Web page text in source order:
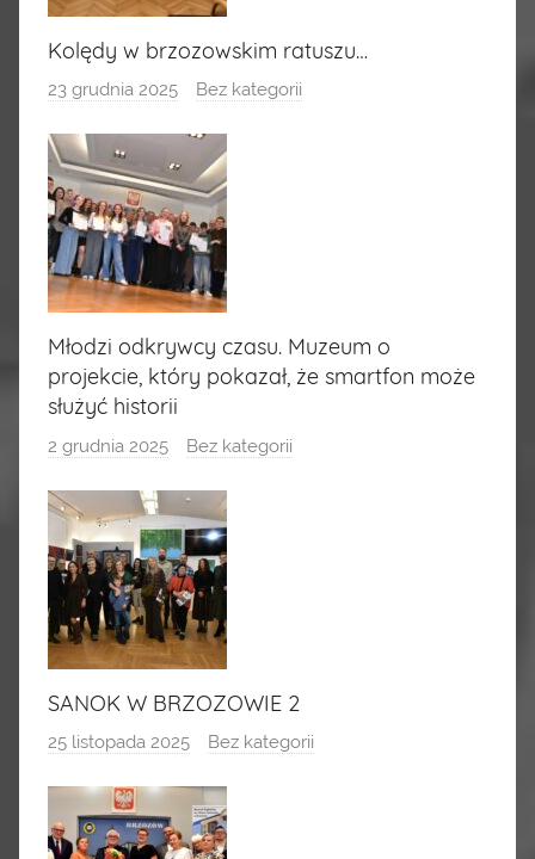
Kolędy w brzozowskim ratuszu…
23 grudnia 2025 Bez kategorii
Młodzi odkrywcy czasu. Muzeum o
projekcie, który pokazał, że smartfon może
służyć historii
2 grudnia 2025 Bez kategorii
SANOK W BRZOZOWIE 2
25 listopada 2025 Bez kategorii